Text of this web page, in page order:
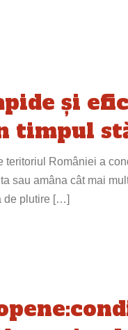
și
timpul
teritoriul României a
sau amâna cât mai
de plutire […]